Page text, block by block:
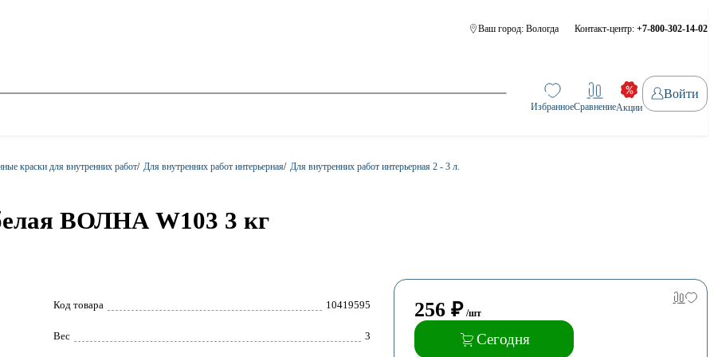
Ваш город: Вологда Контакт-центр: +7-800-302-14-02
ИзбранноеСравнениеАкции
Войти
краски для внутренних работ/ Для внутренних работ интерьерная/ Для внутренних работ интерьерная 2 - 3 л.
ВОЛНА W103 3 кг
Код товара 10419595
Вес 3
256 ₽ /шт
Сегодня